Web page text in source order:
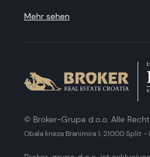
Mehr sehen
© Broker-Grupa d.o.o. Alle
Obala kneza Branimira 1, 21000 Split -